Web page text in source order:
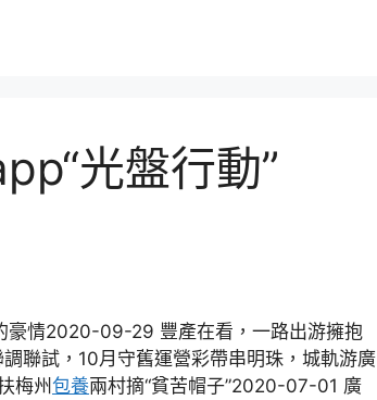
光盤行動”
豪情2020-09-29 豐產在看，一路出游擁抱
聯試，10月守舊運營彩帶串明珠，城軌游廣
梅州包養兩村摘“貧苦帽子”2020-07-01 廣